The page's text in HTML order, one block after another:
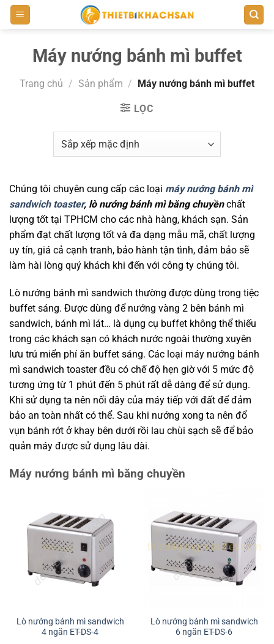
Bỏ
qua
Máy nướng bánh mì buffet
Trang chủ / Sản phẩm / Máy nướng bánh mì buffet
LỌC
Chúng tôi chuyên cung cấp các loại máy nướng bánh mì
sandwich toaster, lò nướng bánh mì băng chuyềnchất
lượng tốt tại TPHCM cho các nhà hàng, khách sạn. Sản
phẩm đạt chất lượng tốt và đa dạng mẫu mã, chất lượng
uy tín, giá cả cạnh tranh, bảo hành tận tình, đảm bảo sẽ
làm hài lòng quý khách khi đến với công ty chúng tôi.
Lò nướng bánh mì sandwich thường được dùng trong tiệc
buffet sáng. Được dùng để nướng vàng 2 bên bánh mì
sandwich, bánh mì lát… là dụng cụ buffet không thể thiếu
trong các khách sạn có khách nước ngoài thường xuyên
lưu trú miển phí ăn buffet sáng. Các loại máy nướng bánh
mì sandwich toaster đều có chế độ hẹn giờ với 5 mức độ
tương ứng từ 1 phút đến 5 phút rất dễ dàng để sử dụng.
Khi sử dụng ta nên nối dây của máy tiếp với đất để đảm
bảo an toàn nhất có thể. Sau khi nướng xong ta nên đổ
vụn bánh rớt ở khay bên dưới rồi lau chùi sạch sẽ để bảo
quản máy được sử dụng lâu dài.
Máy nướng bánh mì băng chuyền
Lò nướng bánh mì sandwich
4 ngăn ET-DS-4
Lò nướng bánh mì sandwich
6 ngăn ET-DS-6